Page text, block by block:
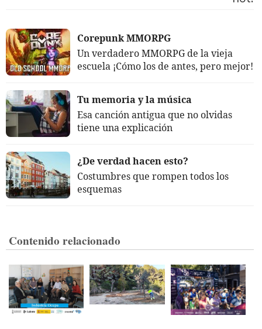
Corepunk MMORPG
Un verdadero MMORPG de la vieja
escuela ¡Cómo los de antes, pero mejor!
Tu memoria y la música
Esa canción antigua que no olvidas
tiene una explicación
¿De verdad hacen esto?
Costumbres que rompen todos los
esquemas
Contenido relacionado